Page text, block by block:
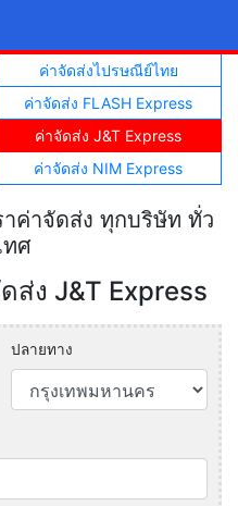
ค่าจัดส่งไปรษณีย์ไทย
ค่าจัดส่ง FLASH Express
ค่าจัดส่ง J&T Express
ค่าจัดส่ง NIM Express
าค่าจัดส่ง ทุกบริษัท ทั่ว
ทศ
ส่ง J&T Express
ปลายทาง